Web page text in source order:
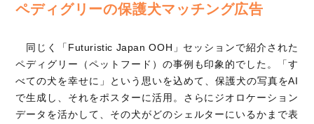
ペディグリーの保護犬マッチング広告
同じく「Futuristic Japan OOH」セッションで紹介された
ペディグリー（ペットフード）の事例も印象的でした。「す
べての犬を幸せに」という思いを込めて、保護犬の写真をAI
で生成し、それをポスターに活用。さらにジオロケーション
データを活かして、その犬がどのシェルターにいるかまで表